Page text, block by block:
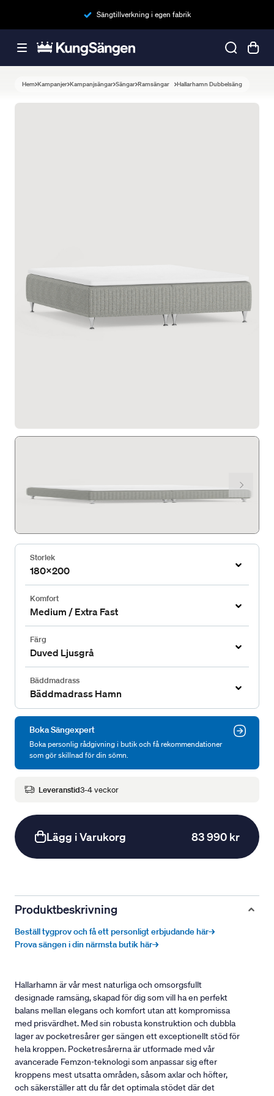
Sängtillverkning i egen fabrik
Hem Kampanjer Kampanjsängar Sängar Ramsängar Hallarhamn Dubbelsäng
Storlek
180x200
Komfort
Medium / Extra Fast
Färg
Duved Ljusgrå
Bäddmadrass
Bäddmadrass Hamn
Boka Sängexpert
Boka personlig rådgivning i butik och få rekommendationer
som gör skillnad för din sömn.
Leveranstid3-4 veckor
Lägg i Varukorg 83 990 kr
Produktbeskrivning
Beställ tygprov och få ett personligt erbjudande här→
Prova sängen i din närmsta butik här→
Hallarhamn är vår mest naturliga och omsorgsfullt
designade ramsäng, skapad för dig som vill ha en perfekt
balans mellan elegans och komfort utan att kompromissa
med prisvärdhet. Med sin robusta konstruktion och dubbla
lager av pocketresårer ger sängen ett exceptionellt stöd för
hela kroppen. Pocketresårerna är utformade med vår
avancerade Femzon-teknologi som anpassar sig efter
kroppens mest utsatta områden, såsom axlar och höfter,
och säkerställer att du får det optimala stödet där det